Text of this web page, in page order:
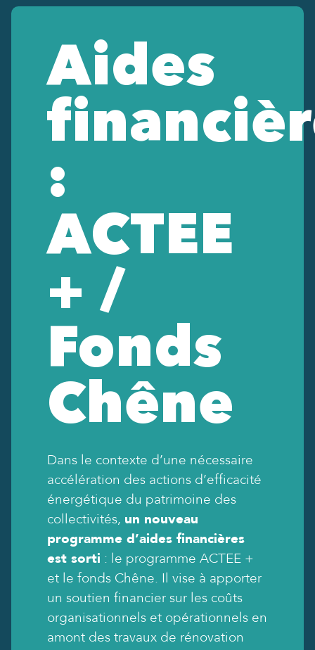
Aides
:
ACTEE
+ /
Fonds
Chêne
Dans le contexte d’une nécessaire
accélération des actions d’efficacité
énergétique du patrimoine des
collectivités, un nouveau
programme d’aides financières
est sorti : le programme ACTEE +
et le fonds Chêne. Il vise à apporter
un soutien financier sur les coûts
organisationnels et opérationnels en
amont des travaux de rénovation